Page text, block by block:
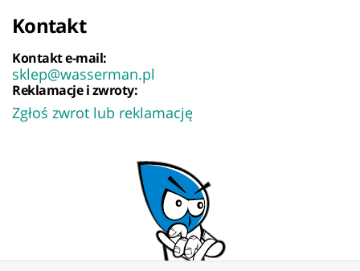
Kontakt
Kontakt e-mail:
sklep@wasserman.pl
Reklamacje i zwroty:
Zgłoś zwrot lub reklamację